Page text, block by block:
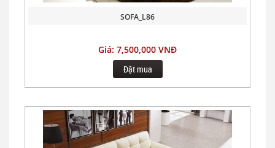
SOFA_L86
Giá: 7,500,000 VNĐ
Đặt mua